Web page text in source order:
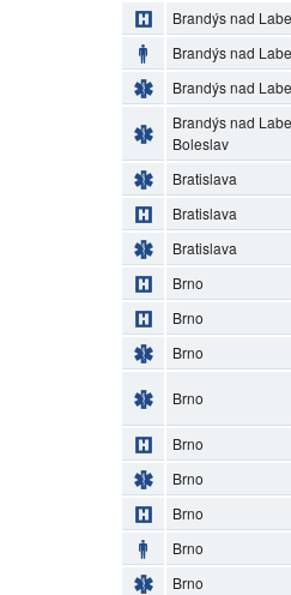
Brandýs nad
Brandýs nad
Brandýs nad
Brandýs nad
Boleslav
Bratislava
Bratislava
Bratislava
Brno
Brno
Brno
Brno
Brno
Brno
Brno
Brno
Brno